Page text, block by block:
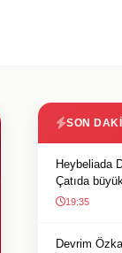
SON
Heybeliada
Çatıda
19:35
Devrim